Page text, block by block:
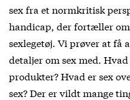
sex fra et normkritisk
handicap, der fortæller
sexlegetøj. Vi prøver at få
detaljer om sex med.
produkter? Hvad er sex
sex? Der er vildt mange